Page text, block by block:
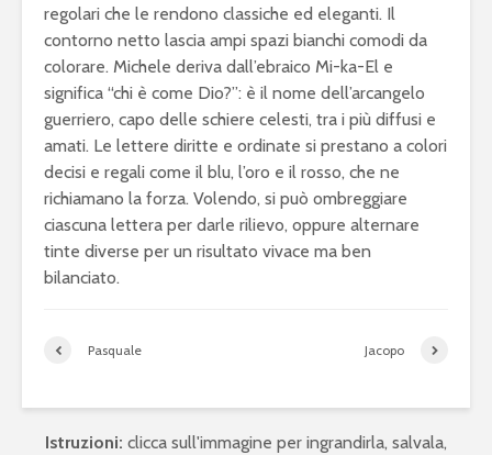
regolari che le rendono classiche ed eleganti. Il
contorno netto lascia ampi spazi bianchi comodi da
colorare. Michele deriva dall’ebraico Mi-ka-El e
significa “chi è come Dio?”: è il nome dell’arcangelo
guerriero, capo delle schiere celesti, tra i più diffusi e
amati. Le lettere diritte e ordinate si prestano a colori
decisi e regali come il blu, l’oro e il rosso, che ne
richiamano la forza. Volendo, si può ombreggiare
ciascuna lettera per darle rilievo, oppure alternare
tinte diverse per un risultato vivace ma ben
bilanciato.
Pasquale Jacopo
Istruzioni: clicca sull'immagine per ingrandirla, salvala,